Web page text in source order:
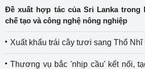
Đề xuất hợp tác của Sri Lanka trong
chế tạo và công nghệ nông nghiệp
Xuất khẩu trái cây tươi sang Thổ
Thương vụ bắc 'nhịp cầu' kết nối,